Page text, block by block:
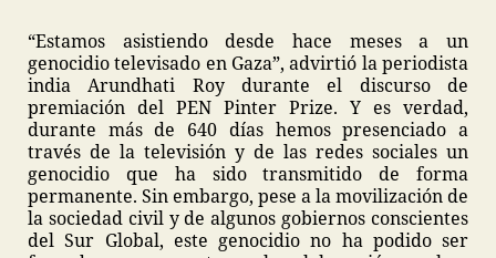
“Estamos asistiendo desde hace meses a un
genocidio televisado en Gaza”, advirtió la periodista
india Arundhati Roy durante el discurso de
premiación del PEN Pinter Prize. Y es verdad,
durante más de 640 días hemos presenciado a
través de la televisión y de las redes sociales un
genocidio que ha sido transmitido de forma
permanente. Sin embargo, pese a la movilización de
la sociedad civil y de algunos gobiernos conscientes
del Sur Global, este genocidio no ha podido ser